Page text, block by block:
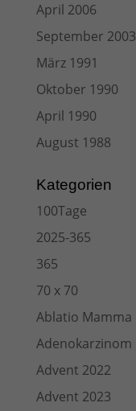
April 2006
September 2003
März 1991
Oktober 1990
April 1990
August 1988
Kategorien
100Tage
2025-365
365
70 x 70
Ablatio Mamma
Adenokarzinom
Advent 2022
Advent 2023